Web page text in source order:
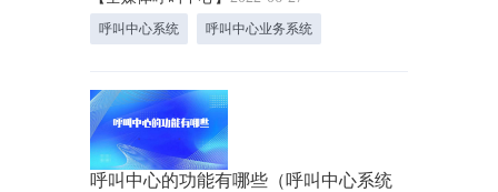
呼叫中心系统 呼叫中心业务系统
呼叫中心的功能有哪些（呼叫中心系统